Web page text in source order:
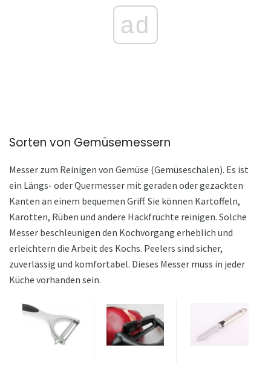
ad
Sorten von Gemüsemessern
Messer zum Reinigen von Gemüse (Gemüseschalen). Es ist
ein Längs- oder Quermesser mit geraden oder gezackten
Kanten an einem bequemen Griff. Sie können Kartoffeln,
Karotten, Rüben und andere Hackfrüchte reinigen. Solche
Messer beschleunigen den Kochvorgang erheblich und
erleichtern die Arbeit des Kochs. Peelers sind sicher,
zuverlässig und komfortabel. Dieses Messer muss in jeder
Küche vorhanden sein.